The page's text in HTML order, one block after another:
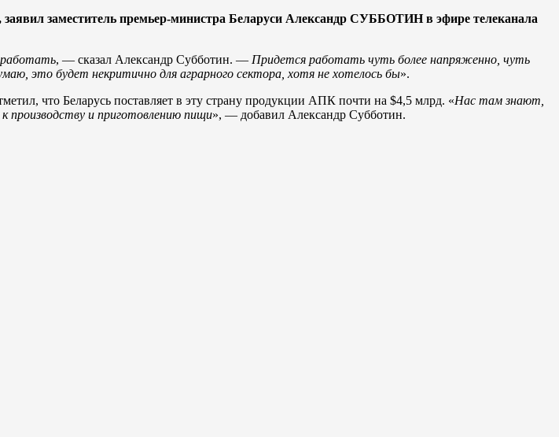
заместитель премьер-министра Беларуси Александр СУББОТИН в эфире телеканала
, — сказал Александр Субботин. — Придется работать чуть более напряженно, чуть
это будет некритично для аграрного сектора, хотя не хотелось бы».
что Беларусь поставляет в эту страну продукции АПК почти на $4,5 млрд. «Нас там знают,
производству и приготовлению пищи», — добавил Александр Субботин.